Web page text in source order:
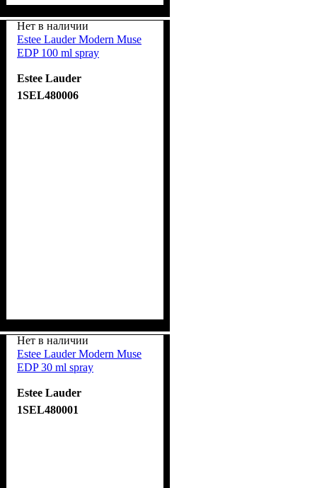
Нет в наличии
Estee Lauder Modern Muse
EDP 100 ml spray
Estee Lauder
1SEL480006
Нет в наличии
Estee Lauder Modern Muse
EDP 30 ml spray
Estee Lauder
1SEL480001